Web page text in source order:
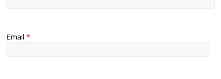
Email*